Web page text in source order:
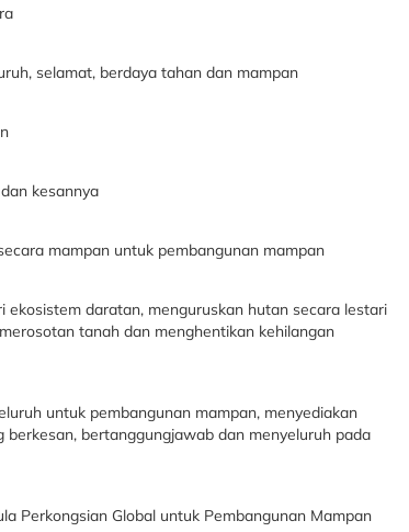
selamat, berdaya tahan dan mampan
kesannya
mampan untuk pembangunan mampan
ekosistem daratan, menguruskan hutan secara lestari
tanah dan menghentikan kehilangan
untuk pembangunan mampan, menyediakan
bertanggungjawab dan menyeluruh pada
Perkongsian Global untuk Pembangunan Mampan